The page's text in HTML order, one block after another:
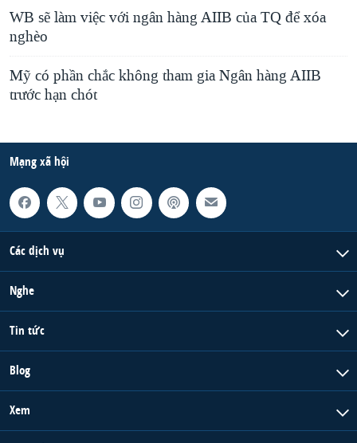
WB sẽ làm việc với ngân hàng AIIB của TQ để xóa
nghèo
Mỹ có phần chắc không tham gia Ngân hàng AIIB
trước hạn chót
Mạng xã hội
Các dịch vụ
Nghe
Tin tức
Blog
Xem